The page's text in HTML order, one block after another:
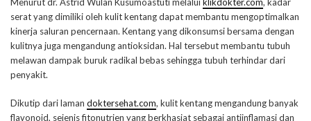
serat yang dimiliki oleh kulit kentang dapat membantu mengoptimalkan
kinerja saluran pencernaan. Kentang yang dikonsumsi bersama dengan
kulitnya juga mengandung antioksidan. Hal tersebut membantu tubuh
melawan dampak buruk radikal bebas sehingga tubuh terhindar dari
penyakit.
Dikutip dari laman doktersehat.com, kulit kentang mengandung banyak
flavonoid, sejenis fitonutrien yang berkhasiat sebagai antiinflamasi dan